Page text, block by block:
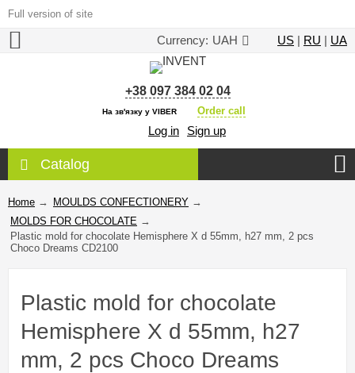
Full version of site
Currency: UAH US | RU | UA
+38 097 384 02 04
На зв'язку у VIBER Order call
Log in Sign up
Catalog
Home → MOULDS CONFECTIONERY →
MOLDS FOR CHOCOLATE →
Plastic mold for chocolate Hemisphere X d 55mm, h27 mm, 2 pcs
Choco Dreams CD2100
Plastic mold for chocolate
Hemisphere X d 55mm, h27
mm, 2 pcs Choco Dreams